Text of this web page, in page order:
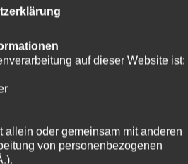
hat, bereitete diesen
Aufführung.
auf dieser Website ist:
oder gemeinsam mit anderen
von personenbezogenen